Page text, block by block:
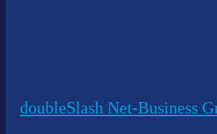
doubleSlash Net-Business